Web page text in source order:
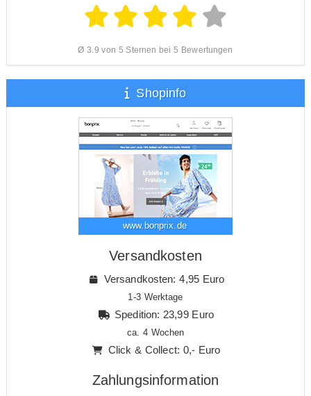
Ø 3.9 von 5 Sternen bei 5 Bewertungen
Shopinfo
www.bonprix.de
Versandkosten
Versandkosten: 4,95 Euro
1-3 Werktage
Spedition: 23,99 Euro
ca. 4 Wochen
Click & Collect: 0,- Euro
Zahlungsinformation